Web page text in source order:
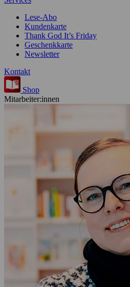
Lese-Abo
Kundenkarte
Thank God It’s Friday
Geschenkkarte
Newsletter
Kontakt
Shop
Mitarbeiter:innen